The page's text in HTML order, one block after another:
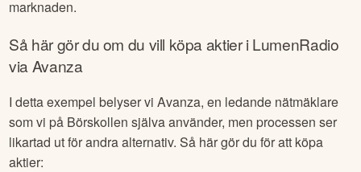
marknaden.
Så här gör du om du vill köpa aktier iLumenRadio
via Avanza
I detta exempel belyser vi Avanza, en ledande nätmäklare
som vi på Börskollen själva använder, men processen ser
likartad ut för andra alternativ. Så här gör du för att köpa
aktier: